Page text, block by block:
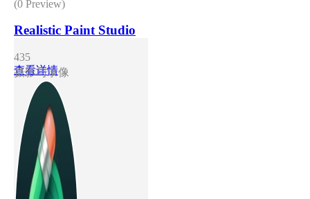
(0 Preview)
Realistic Paint Studio
435
查看详情
摄影与录像